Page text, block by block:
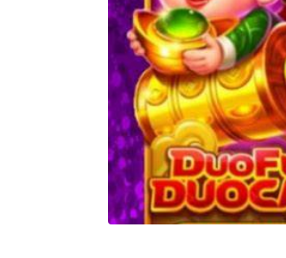
dalam
konfirmasi
pemesanan
dan
akun
Anda.